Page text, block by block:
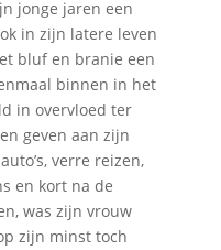
jonge jaren een
in zijn latere leven
bluf en branie een
binnen in het
in overvloed ter
geven aan zijn
verre reizen,
en kort na de
was zijn vrouw
zijn minst toch